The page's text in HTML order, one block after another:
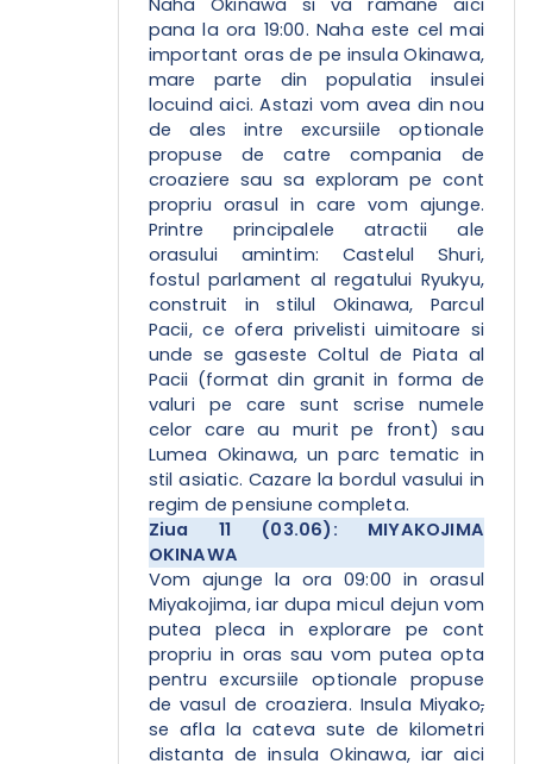
Naha Okinawa si va ramane aici
pana la ora 19:00. Naha este cel mai
important oras de pe insula Okinawa,
mare parte din populatia insulei
locuind aici. Astazi vom avea din nou
de ales intre excursiile optionale
propuse de catre compania de
croaziere sau sa exploram pe cont
propriu orasul in care vom ajunge.
Printre principalele atractii ale
orasului amintim: Castelul Shuri,
fostul parlament al regatului Ryukyu,
construit in stilul Okinawa, Parcul
Pacii, ce ofera privelisti uimitoare si
unde se gaseste Coltul de Piata al
Pacii (format din granit in forma de
valuri pe care sunt scrise numele
celor care au murit pe front) sau
Lumea Okinawa, un parc tematic in
stil asiatic. Cazare la bordul vasului in
regim de pensiune completa.
Ziua 11 (03.06): MIYAKOJIMA
OKINAWA
Vom ajunge la ora 09:00 in orasul
Miyakojima, iar dupa micul dejun vom
putea pleca in explorare pe cont
propriu in oras sau vom putea opta
pentru excursiile optionale propuse
de vasul de croaziera. Insula Miyako,
se afla la cateva sute de kilometri
distanta de insula Okinawa, iar aici